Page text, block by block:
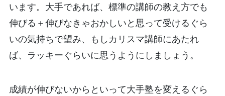
います。大手であれば、標準の講師の教え方でも
伸びる＋伸びなきゃおかしいと思って受けるぐら
いの気持ちで望み、もしカリスマ講師にあたれ
ば、ラッキーぐらいに思うようにしましょう。
成績が伸びないからといって大手塾を変えるぐら